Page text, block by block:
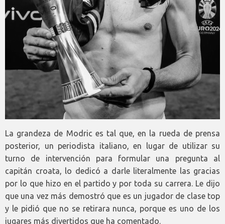
La grandeza de Modric es tal que, en la rueda de prensa
posterior, un periodista italiano, en lugar de utilizar su
turno de intervención para formular una pregunta al
capitán croata, lo dedicó a darle literalmente las gracias
por lo que hizo en el partido y por toda su carrera. Le dijo
que una vez más demostró que es un jugador de clase top
y le pidió que no se retirara nunca, porque es uno de los
jugares más divertidos que ha comentado.